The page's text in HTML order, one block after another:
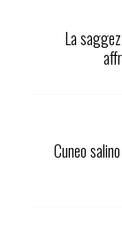
La
Cuneo